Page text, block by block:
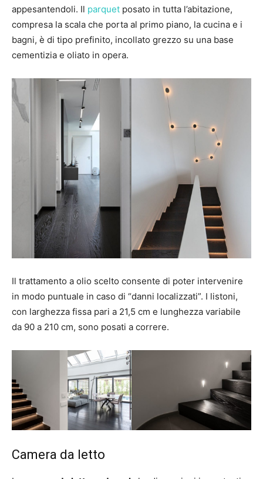
appesantendoli. Il parquet posato in tutta l’abitazione,
compresa la scala che porta al primo piano, la cucina e i
bagni, è di tipo prefinito, incollato grezzo su una base
cementizia e oliato in opera.
Il trattamento a olio scelto consente di poter intervenire
in modo puntuale in caso di “danni localizzati”. I listoni,
con larghezza fissa pari a 21,5 cm e lunghezza variabile
da 90 a 210 cm, sono posati a correre.
Camera da letto